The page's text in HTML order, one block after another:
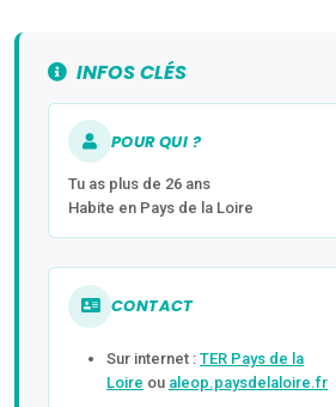
INFOS CLÉS
POUR QUI ?
Tu as plus de 26 ans
Habite en Pays de la Loire
CONTACT
Sur internet : TER Pays de la
Loire ou aleop.paysdelaloire.fr